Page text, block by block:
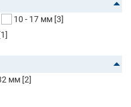
10 - 17 мм [3]
[1]
мм [2]